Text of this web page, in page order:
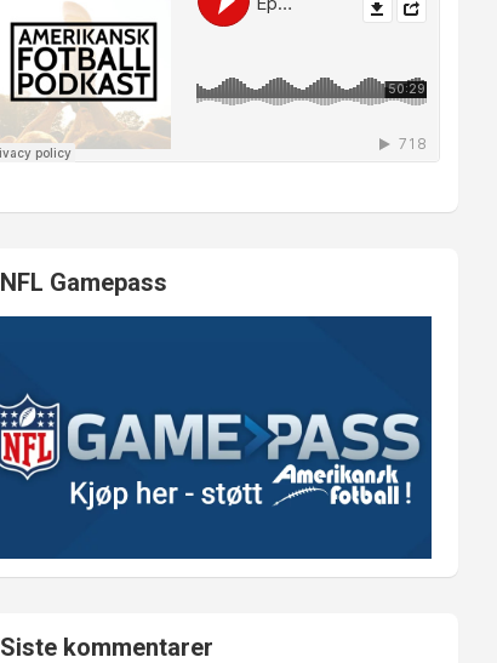
NFL Gamepass
Siste kommentarer